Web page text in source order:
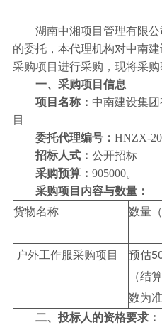
湖南中湘项目管理有限公
的委托，本代理机构对中南建
采购项目进行采购，现将采购
一、采购项目信息
项目名称： 中南建设集
目
委托代理编号： HNZX-
招标人式： 公开招标
采购预算： 905000。
采购项目内容与数量：
货物名称 数量
户外工作服采购项目
预估
（结
数为准
二、投标人的资格要求：